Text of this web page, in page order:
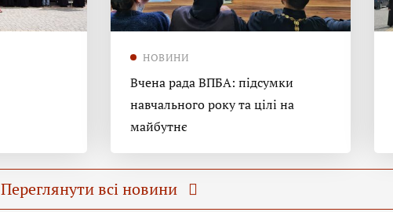
НОВИНИ
Вчена рада ВПБА: підсумки
навчального року та цілі на
майбутнє
Переглянути всі новини